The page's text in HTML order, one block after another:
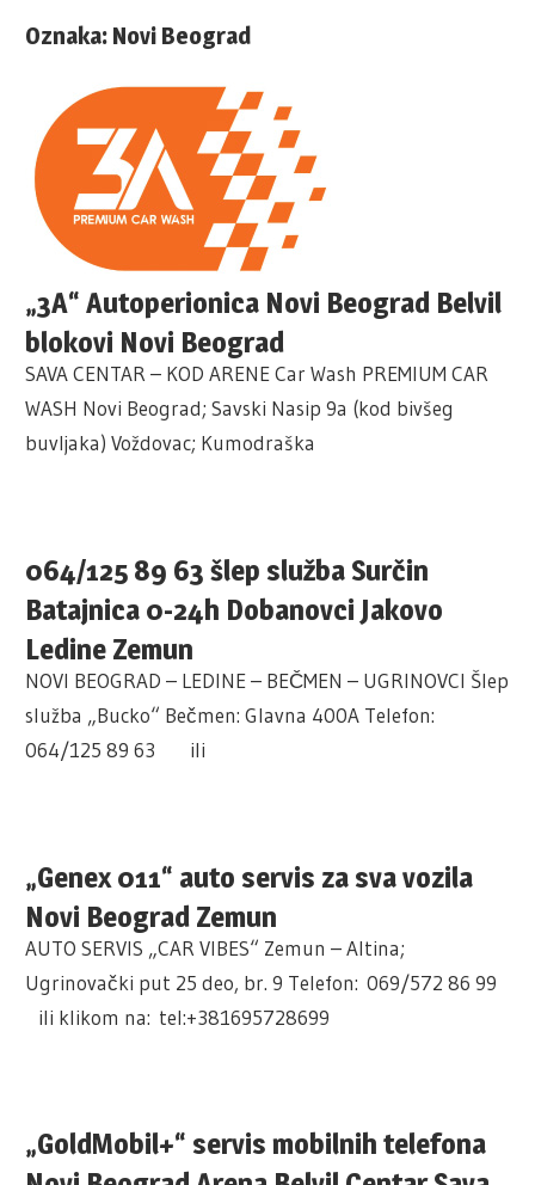
Oznaka: Novi Beograd
„3A“ Autoperionica Novi Beograd Belvil
blokovi Novi Beograd
SAVA CENTAR – KOD ARENE Car Wash PREMIUM CAR
WASH Novi Beograd; Savski Nasip 9a (kod bivšeg
buvljaka) Voždovac; Kumodraška
064/125 89 63 šlep služba Surčin
Batajnica 0-24h Dobanovci Jakovo
Ledine Zemun
NOVI BEOGRAD – LEDINE – BEČMEN – UGRINOVCI Šlep
služba „Bucko“ Bečmen: Glavna 400A Telefon:
064/125 89 63 ili
„Genex 011“ auto servis za sva vozila
Novi Beograd Zemun
AUTO SERVIS „CAR VIBES“ Zemun – Altina;
Ugrinovački put 25 deo, br. 9 Telefon: 069/572 86 99
ili klikom na: tel:+381695728699
„GoldMobil+“ servis mobilnih telefona